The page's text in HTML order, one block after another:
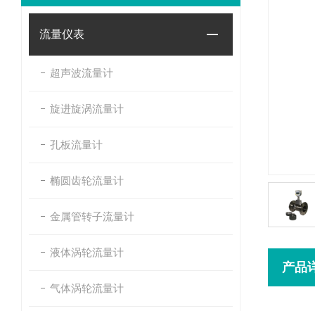
流量仪表
超声波流量计
旋进旋涡流量计
孔板流量计
椭圆齿轮流量计
金属管转子流量计
液体涡轮流量计
气体涡轮流量计
产品